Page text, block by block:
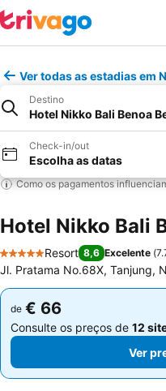
Ver todas as estadias em
Destino
Hotel Nikko Bali Benoa
Check-in/out
Escolha as datas
Como os pagamentos
Hotel Nikko Bali
5 Estrelas
Resort 8,6 Excelente (
Jl. Pratama No.68X, Tanjung,
de € 66
Consulte os preços de 12
Ver
de € 66
Consulte os preços de 12
Ver